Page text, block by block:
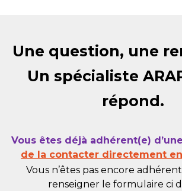
Une question, une
Un spécialiste
répond.
Vous êtes déjà adhérent(e) d’une
de la contacter directement
Vous n’êtes pas encore
renseigner le formulaire ci